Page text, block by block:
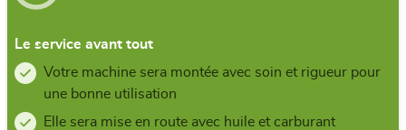
Le service avant tout
Votre machine sera montée avec soin et rigueur pour
une bonne utilisation
Elle sera mise en route avec huile et carburant